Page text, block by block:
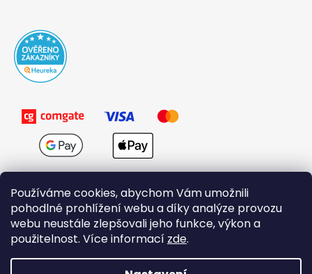
Používáme cookies, abychom Vám umožnili
pohodlné prohlížení webu a díky analýze provozu
webu neustále zlepšovali jeho funkce, výkon a
použitelnost. Více informací zde.